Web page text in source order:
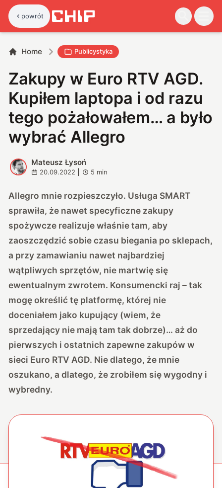
powrót
Home Publicystyka
Zakupy w Euro RTV AGD.
Kupiłem laptopa i od razu
tego pożałowałem… a było
wybrać Allegro
M
Mateusz Łysoń
20.09.2022 5 min
Allegro mnie rozpieszczyło. Usługa SMART
sprawiła, że nawet specyficzne zakupy
spożywcze realizuje właśnie tam, aby
zaoszczędzić sobie czasu biegania po sklepach,
a przy zamawianiu nawet najbardziej
wątpliwych sprzętów, nie martwię się
ewentualnym zwrotem. Konsumencki raj – tak
mogę określić tę platformę, której nie
doceniałem jako kupujący (wiem, że
sprzedający nie mają tam tak dobrze)… aż do
pierwszych i ostatnich zapewne zakupów w
sieci Euro RTV AGD. Nie dlatego, że mnie
oszukano, a dlatego, że zrobiłem się wygodny i
wybredny.